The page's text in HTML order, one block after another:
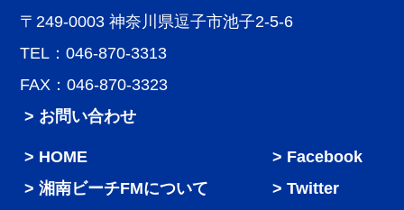
〒249-0003 神奈川県逗子市池子2-5-6
TEL：046-870-3313
FAX：046-870-3323
> お問い合わせ
HOME
湘南ビーチFMについて
Facebook
Twitter